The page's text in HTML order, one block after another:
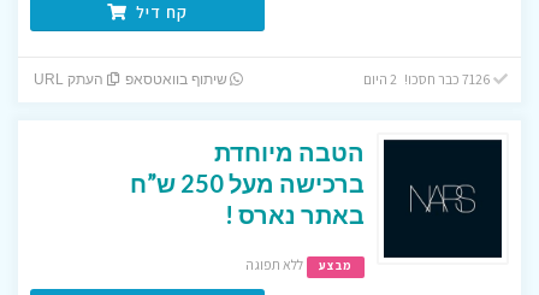
קח דיל
7126 כבר חסכו! 2 היום שיתוף בוואטסאפ העתק URL
הטבה מיוחדת
ברכישה מעל 250 ש”ח
באתר נארס !
מבצע ללא תפוגה